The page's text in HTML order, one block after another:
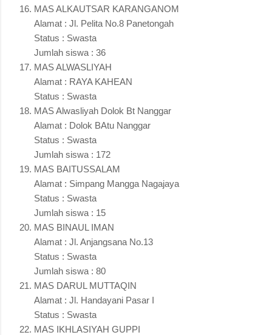
MAS ALKAUTSAR KARANGANOM
Alamat : Jl. Pelita No.8 Panetongah
Status : Swasta
Jumlah siswa : 36
MAS ALWASLIYAH
Alamat : RAYA KAHEAN
Status : Swasta
MAS Alwasliyah Dolok Bt Nanggar
Alamat : Dolok BAtu Nanggar
Status : Swasta
Jumlah siswa : 172
MAS BAITUSSALAM
Alamat : Simpang Mangga Nagajaya
Status : Swasta
Jumlah siswa : 15
MAS BINAUL IMAN
Alamat : Jl. Anjangsana No.13
Status : Swasta
Jumlah siswa : 80
MAS DARUL MUTTAQIN
Alamat : Jl. Handayani Pasar I
Status : Swasta
MAS IKHLASIYAH GUPPI